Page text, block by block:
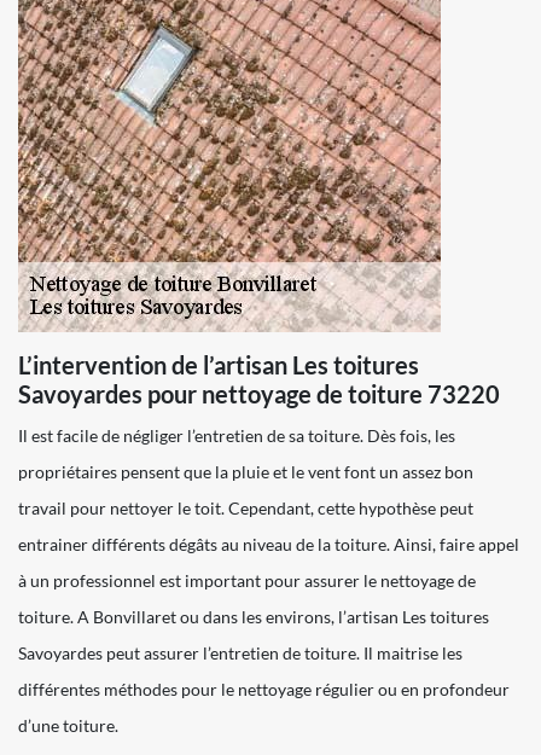
L’intervention de l’artisan Les toitures
Savoyardes pour nettoyage de toiture 73220
Il est facile de négliger l’entretien de sa toiture. Dès fois, les
propriétaires pensent que la pluie et le vent font un assez bon
travail pour nettoyer le toit. Cependant, cette hypothèse peut
entrainer différents dégâts au niveau de la toiture. Ainsi, faire appel
à un professionnel est important pour assurer le nettoyage de
toiture. A Bonvillaret ou dans les environs, l’artisan Les toitures
Savoyardes peut assurer l’entretien de toiture. Il maitrise les
différentes méthodes pour le nettoyage régulier ou en profondeur
d’une toiture.